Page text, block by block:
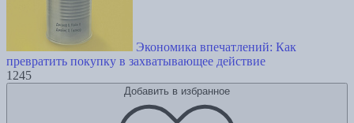
Экономика впечатлений: Как
превратить покупку в захватывающее действие
1245
Добавить в избранное